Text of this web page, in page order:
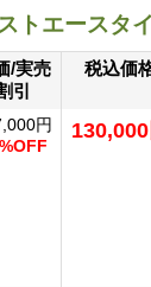
トエースタ
/実売
引
税込価
円
130,000